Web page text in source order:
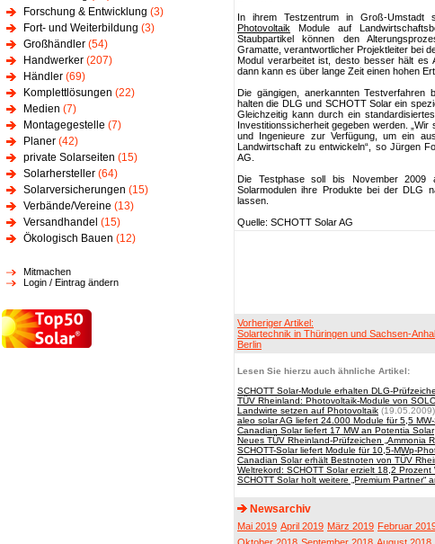
Forschung & Entwicklung (3)
Fort- und Weiterbildung (3)
Großhändler (54)
Handwerker (207)
Händler (69)
Komplettlösungen (22)
Medien (7)
Montagegestelle (7)
Planer (42)
private Solarseiten (15)
Solarhersteller (64)
Solarversicherungen (15)
Verbände/Vereine (13)
Versandhandel (15)
Ökologisch Bauen (12)
Mitmachen
Login / Eintrag ändern
In ihrem Testzentrum in Groß-Umstadt
Photovoltaik Module auf
Staubpartikel können den
Gramatte, verantwortlicher Projektleiter bei
Modul verarbeitet ist, desto besser hält es
dann kann es über lange Zeit einen hohen
Die gängigen, anerkannten Testverfahren
halten die DLG und SCHOTT Solar ein
Gleichzeitig kann durch ein
Investitionssicherheit gegeben werden.
und Ingenieure zur Verfügung, um ein
Landwirtschaft zu entwickeln“, so Jürgen
AG.
Die Testphase soll bis November 2009
Solarmodulen ihre Produkte bei der DLG
lassen.
Quelle: SCHOTT Solar AG
Vorheriger Artikel:
Solartechnik in Thüringen und Sachsen-
Berlin
Lesen Sie hierzu auch ähnliche Artikel:
SCHOTT Solar-Module erhalten DLG-
TÜV Rheinland: Photovoltaik-Module von
Landwirte setzen auf Photovoltaik (19.05.2009)
aleo solar AG liefert 24.000 Module für 5,5
Canadian Solar liefert 17 MW an Potentia Solar
Neues TÜV Rheinland-Prüfzeichen „Ammonia
SCHOTT-Solar liefert Module für 10,5-MWp-
Canadian Solar erhält Bestnoten von TÜV
Weltrekord: SCHOTT Solar erzielt 18,2
SCHOTT Solar holt weitere „Premium Partner“
Newsarchiv
Mai 2019 April 2019 März 2019 Februar